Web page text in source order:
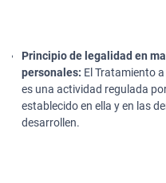
Principio de legalidad en
personales: El Tratamiento
es una actividad regulada
establecido en ella y en las
desarrollen.